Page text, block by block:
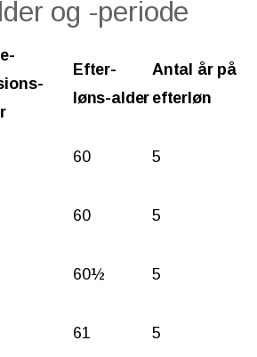
og -periode
Efter-
løns-alder
Antal år på
efterløn
60 5
60 5
60½ 5
61 5